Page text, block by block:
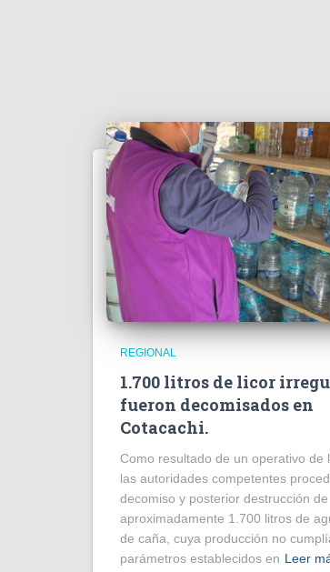
REGIONAL
1.700 litros de licor
fueron decomisados en
Cotacachi.
Como resultado de un operativo de
las autoridades competentes
decomiso y posterior destrucción de
aproximadamente 1.700 litros de
de caña, cuya producción no
parámetros establecidos en Leer